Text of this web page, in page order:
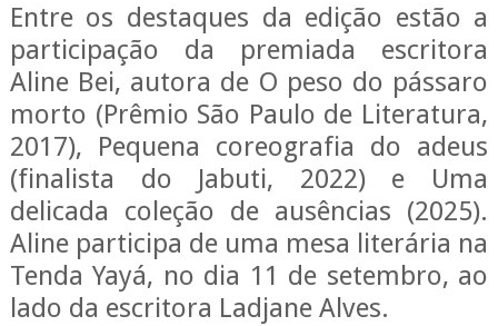
Entre os destaques da edição estão a
participação da premiada escritora
Aline Bei, autora de O peso do pássaro
morto (Prêmio São Paulo de Literatura,
2017), Pequena coreografia do adeus
(finalista do Jabuti, 2022) e Uma
delicada coleção de ausências (2025).
Aline participa de uma mesa literária na
Tenda Yayá, no dia 11 de setembro, ao
lado da escritora Ladjane Alves.